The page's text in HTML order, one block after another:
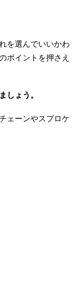
を選んでいいかわ
ポイントを押さえ
しょう。
ェーンやスプロケ